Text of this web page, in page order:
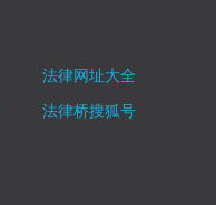
法律网址大全
法律桥搜狐号